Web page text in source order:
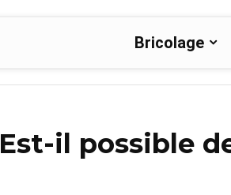
Bricolage
Est-il possible